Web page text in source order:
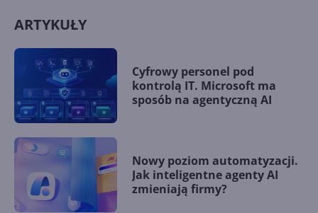
ARTYKUŁY
Cyfrowy personel pod
kontrolą IT. Microsoft ma
sposób na agentyczną AI
Nowy poziom automatyzacji.
Jak inteligentne agenty AI
zmieniają firmy?